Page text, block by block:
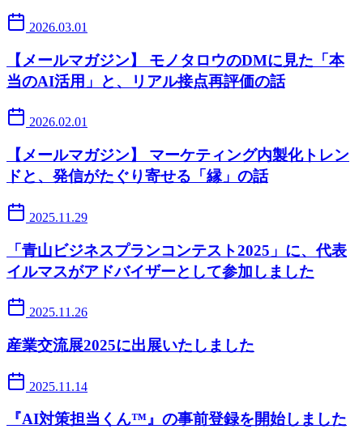
2026.03.01
【メールマガジン】 モノタロウのDMに見た「本
当のAI活用」と、リアル接点再評価の話
2026.02.01
【メールマガジン】 マーケティング内製化トレン
ドと、発信がたぐり寄せる「縁」の話
2025.11.29
「青山ビジネスプランコンテスト2025」に、代表
イルマスがアドバイザーとして参加しました
2025.11.26
産業交流展2025に出展いたしました
2025.11.14
『AI対策担当くん™』の事前登録を開始しました